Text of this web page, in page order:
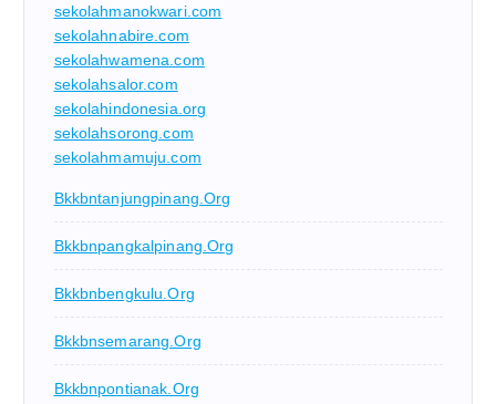
sekolahmanokwari.com
sekolahnabire.com
sekolahwamena.com
sekolahsalor.com
sekolahindonesia.org
sekolahsorong.com
sekolahmamuju.com
Bkkbntanjungpinang.org
Bkkbnpangkalpinang.org
Bkkbnbengkulu.org
Bkkbnsemarang.org
Bkkbnpontianak.org